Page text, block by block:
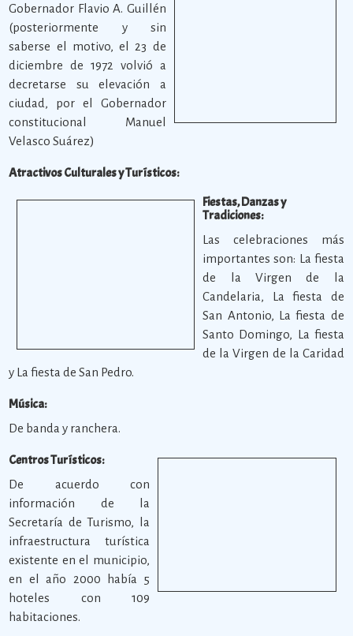
Gobernador Flavio A. Guillén
(posteriormente y sin
saberse el motivo, el 23 de
diciembre de 1972 volvió a
decretarse su elevación a
ciudad, por el Gobernador
constitucional Manuel
Velasco Suárez)
Atractivos Culturales y Turísticos:
Fiestas, Danzas y
Tradiciones:
Las celebraciones más
importantes son: La fiesta
de la Virgen de la
Candelaria, La fiesta de
San Antonio, La fiesta de
Santo Domingo, La fiesta
de la Virgen de la Caridad
y La fiesta de San Pedro.
Música:
De banda y ranchera.
Centros Turísticos:
De acuerdo con
información de la
Secretaría de Turismo, la
infraestructura turística
existente en el municipio,
en el año 2000 había 5
hoteles con 109
habitaciones.